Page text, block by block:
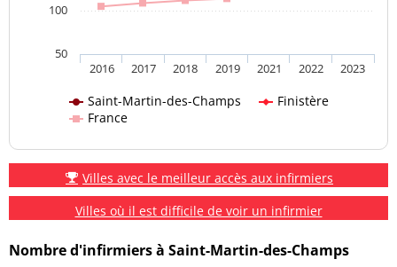
Saint-Martin-des-Champs
Finistère
France
2016 2017 2018 2019 2021 2022 2023
50
100
Villes avec le meilleur accès aux infirmiers
Villes où il est difficile de voir un infirmier
Nombre d'infirmiers à Saint-Martin-des-Champs